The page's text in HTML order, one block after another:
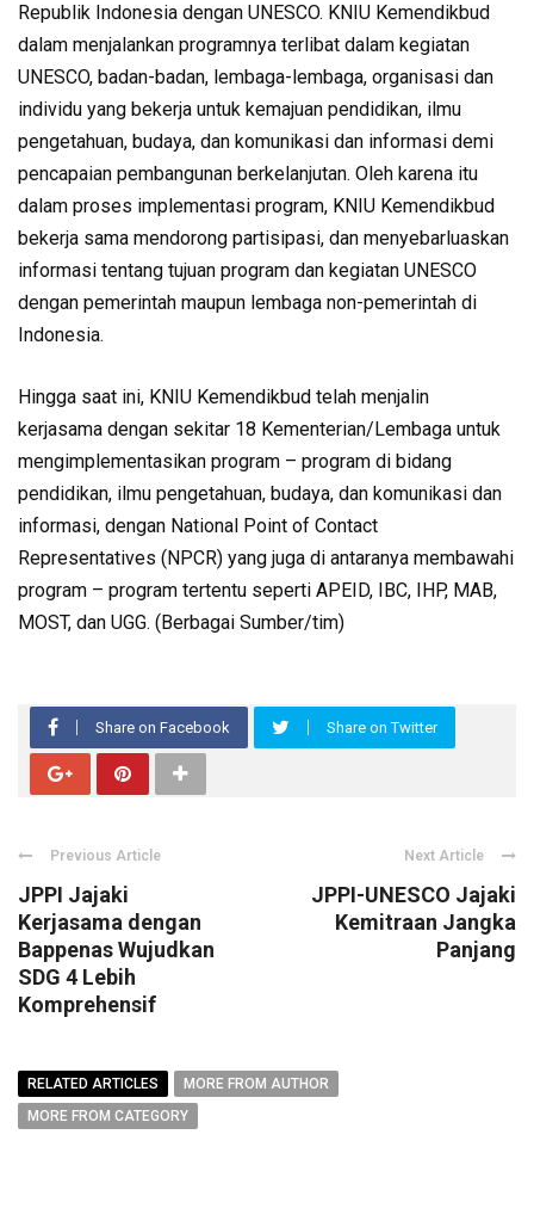
Republik Indonesia dengan UNESCO. KNIU Kemendikbud
dalam menjalankan programnya terlibat dalam kegiatan
UNESCO, badan-badan, lembaga-lembaga, organisasi dan
individu yang bekerja untuk kemajuan pendidikan, ilmu
pengetahuan, budaya, dan komunikasi dan informasi demi
pencapaian pembangunan berkelanjutan. Oleh karena itu
dalam proses implementasi program, KNIU Kemendikbud
bekerja sama mendorong partisipasi, dan menyebarluaskan
informasi tentang tujuan program dan kegiatan UNESCO
dengan pemerintah maupun lembaga non-pemerintah di
Indonesia.
Hingga saat ini, KNIU Kemendikbud telah menjalin
kerjasama dengan sekitar 18 Kementerian/Lembaga untuk
mengimplementasikan program – program di bidang
pendidikan, ilmu pengetahuan, budaya, dan komunikasi dan
informasi, dengan National Point of Contact
Representatives (NPCR) yang juga di antaranya membawahi
program – program tertentu seperti APEID, IBC, IHP, MAB,
MOST, dan UGG. (Berbagai Sumber/tim)
Share on Facebook Share on Twitter
Previous Article
JPPI Jajaki
Kerjasama dengan
Bappenas Wujudkan
SDG 4 Lebih
Komprehensif
Next Article
JPPI-UNESCO Jajaki
Kemitraan Jangka
Panjang
RELATED ARTICLES
MORE FROM AUTHOR
MORE FROM CATEGORY